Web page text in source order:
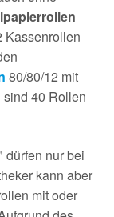
Kassenrollen
80/80/12 mit
40 Rollen
dürfen nur bei
kann aber
mit oder